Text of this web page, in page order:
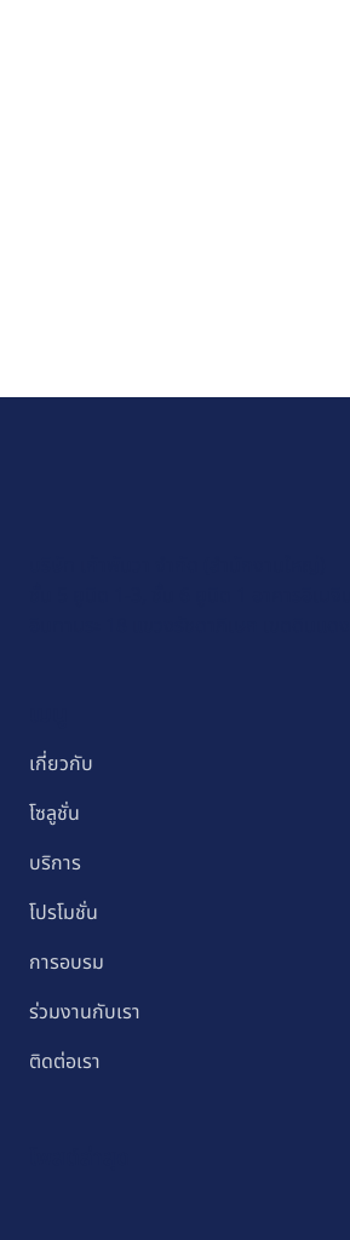
เกี่ยวกับ
โซลูชั่น
บริการ
โปรโมชั่น
การอบรม
ร่วมงานกับเรา
ติดต่อเรา